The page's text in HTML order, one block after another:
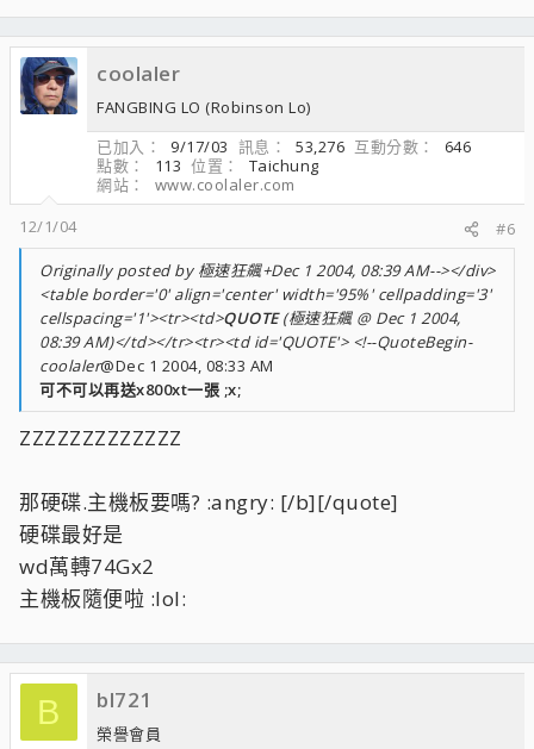
coolaler
FANGBING LO (Robinson Lo)
已加入
9/17/03 訊息 53,276 互動分數
646
點數
113 位置
Taichung
網站
www.coolaler.com
12/1/04
#6
Originally posted by 極速狂飆+Dec 1 2004, 08:39 AM--></div>
<table border='0' align='center' width='95%' cellpadding='3'
cellspacing='1'><tr><td>QUOTE(極速狂飆 @ Dec 1 2004,
08:39 AM)</td></tr><tr><td id='QUOTE'> <!--QuoteBegin-
coolaler@Dec 1 2004, 08:33 AM
可不可以再送x800xt一張 ;x;
ZZZZZZZZZZZZZ
那硬碟.主機板要嗎? :angry: [/b][/quote]
硬碟最好是
wd萬轉74Gx2
主機板隨便啦 :lol:
B bl721
榮譽會員